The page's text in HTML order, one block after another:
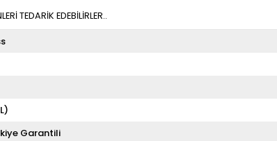
TEDARİK EDEBİLİRLER..
Garantili